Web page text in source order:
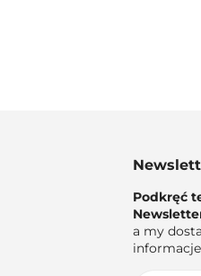
Podkręć
a my